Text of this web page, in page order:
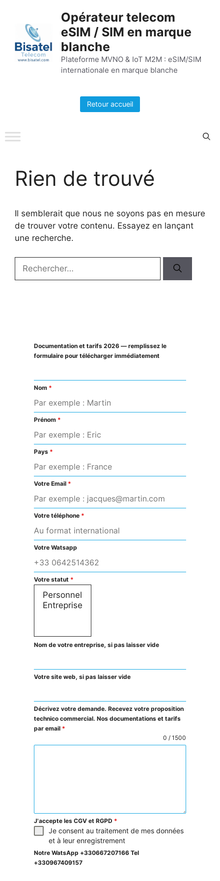
contenu
Opérateur telecom
eSIM / SIM en marque
blanche
Plateforme MVNO & IoT M2M : eSIM/SIM
internationale en marque blanche
Retour accueil
Rien de trouvé
Il semblerait que nous ne soyons pas en mesure
de trouver votre contenu. Essayez en lançant
une recherche.
Documentation et tarifs 2026 — remplissez le
formulaire pour télécharger immédiatement
Nom *
Prénom *
Pays *
Votre Email *
Votre téléphone *
Votre Watsapp
Votre statut *
Nom de votre entreprise, si pas laisser vide
Votre site web, si pas laisser vide
Décrivez votre demande. Recevez votre proposition
technico commercial. Nos documentations et tarifs
par email *
0 / 1500
J'accepte les CGV et RGPD *
Je consent au traitement de mes données
et à leur enregistrement
Notre WatsApp +330667207166 Tel
+330967409157